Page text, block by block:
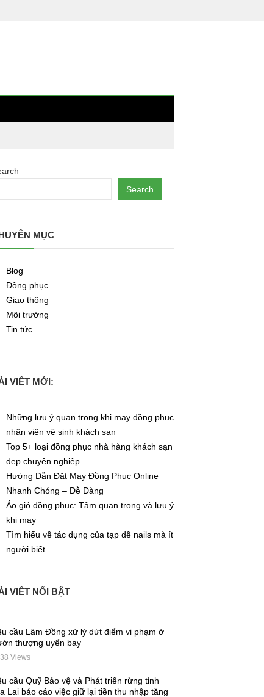
Search
MỤC
Blog
Đồng phục
Giao thông
Môi trường
Tin tức
VIẾT MỚI:
Những lưu ý quan trọng khi may đồng phục
nhân viên vệ sinh khách sạn
Top 5+ loại đồng phục nhà hàng khách sạn
đẹp chuyên nghiệp
Hướng Dẫn Đặt May Đồng Phục Online
Nhanh Chóng – Dễ Dàng
Áo gió đồng phục: Tầm quan trọng và lưu ý
khi may
Tìm hiểu về tác dụng của tạp dề nails mà ít
người biết
VIẾT NỔI BẬT
cầu Lâm Đồng xử lý dứt điểm vi phạm ở
thượng uyển bay
Views
cầu Quỹ Bảo vệ và Phát triển rừng tỉnh
Lai báo cáo việc giữ lại tiền thu nhập tăng